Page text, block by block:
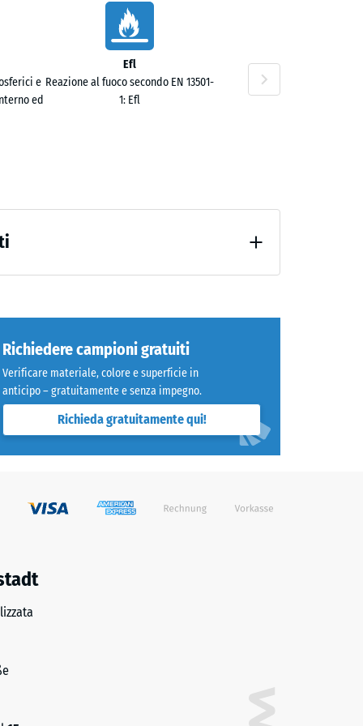
e
ed
Efl
Reazione al fuoco secondo EN 13501-
1: Efl
ca. 0,45
(BS 7188)
16°, gruppo R10
Richiedere campioni gratuiti
Verificare materiale, colore e superficie in
anticipo – gratuitamente e senza impegno.
Richieda gratuitamente qui!